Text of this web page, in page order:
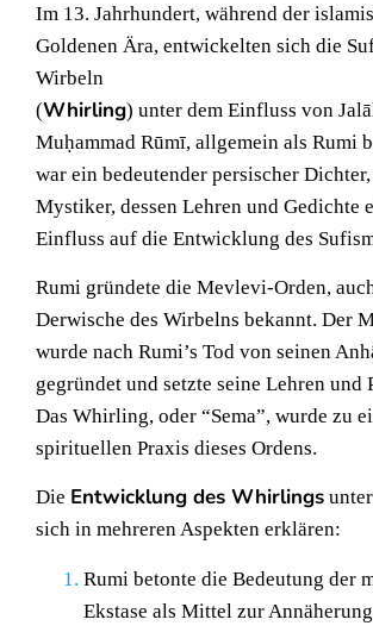
Im 13. Jahrhundert, während der
Goldenen Ära, entwickelten sich die
Wirbeln
(Whirling) unter dem Einfluss von
Muḥammad Rūmī, allgemein als Rumi
war ein bedeutender persischer
Mystiker, dessen Lehren und Gedichte
Einfluss auf die Entwicklung des
Rumi gründete die Mevlevi-Orden,
Derwische des Wirbelns bekannt. Der
wurde nach Rumi’s Tod von seinen
gegründet und setzte seine Lehren und
Das Whirling, oder “Sema”, wurde zu
spirituellen Praxis dieses Ordens.
Die Entwicklung des Whirlings
sich in mehreren Aspekten erklären:
Rumi betonte die Bedeutung der
Ekstase als Mittel zur